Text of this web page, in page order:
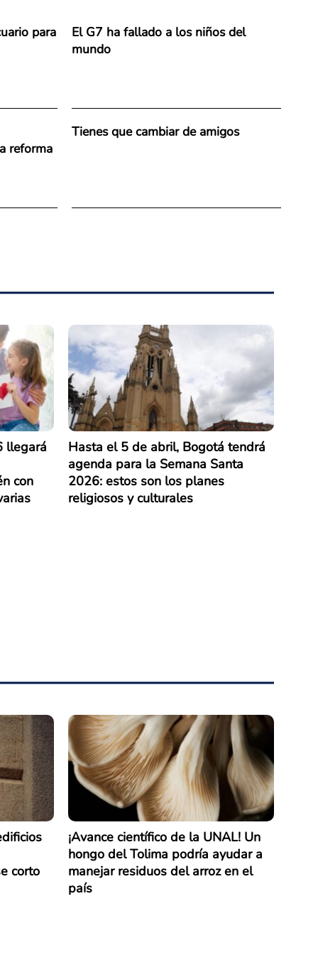
para
El G7 ha fallado a los niños del
mundo
reforma
Tienes que cambiar de amigos
llegará
con
Hasta el 5 de abril, Bogotá tendrá
agenda para la Semana Santa
2026: estos son los planes
religiosos y culturales
corto
¡Avance científico de la UNAL! Un
hongo del Tolima podría ayudar a
manejar residuos del arroz en el
país